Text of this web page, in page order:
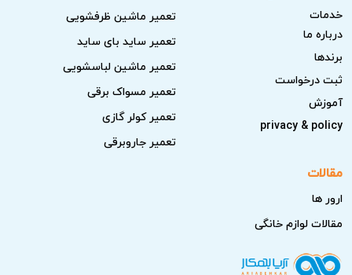
خدمات
درباره ما
برندها
ثبت درخواست
آموزش
privacy & policy
تعمیر ماشین ظرفشویی
تعمیر ساید بای ساید
تعمیر ماشین لباسشویی
تعمیر مسواک برقی
تعمیر کولر گازی
تعمیر جاروبرقی
مقالات
ارور ها
مقالات لوازم خانگی